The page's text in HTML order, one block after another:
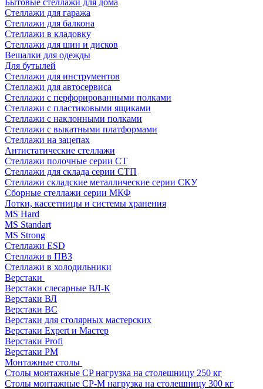
Бытовые стеллажи для дома
Стеллажи для гаража
Стеллажи для балкона
Стеллажи в кладовку
Стеллажи для шин и дисков
Вешалки для одежды
Для бутылей
Стеллажи для инструментов
Стеллажи для автосервиса
Стеллажи с перфорированными полками
Стеллажи с пластиковыми ящиками
Стеллажи с наклонными полками
Стеллажи с выкатными платформами
Стеллажи на зацепах
Антистатические стеллажи
Стеллажи полочные серии СТ
Стеллажи для склада серии СТП
Стеллажи складские металлические серии СКУ
Сборные стеллажи серии МКФ
Лотки, кассетницы и системы хранения
MS Hard
MS Standart
MS Strong
Стеллажи ESD
Стеллажи в ПВЗ
Стеллажи в холодильники
Верстаки
Верстаки слесарные ВЛ-К
Верстаки ВЛ
Верстаки ВС
Верстаки для столярных мастерских
Верстаки Expert и Мастер
Верстаки Profi
Верстаки РМ
Монтажные столы
Столы монтажные СP нагрузка на столешницу 250 кг
Столы монтажные СР-М нагрузка на столешницу 300 кг